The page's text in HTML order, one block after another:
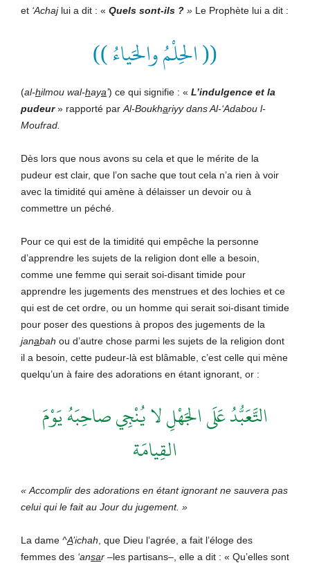
et ‘Achajlui a dit : « Quels sont-ils ? » Le Prophète lui a dit :
(( الحِلْمُ والحَياءُ ))
(al-hilmou wal-haya’) ce qui signifie : « L’indulgence et la
pudeur» rapporté par Al-Boukhariyydans Al-‘Adabou l-
Moufrad.
Dès lors que nous avons su cela et que le mérite de la
pudeur est clair, que l’on sache que tout cela n’a rien à voir
avec la timidité qui amène à délaisser un devoir ou à
commettre un péché.
Pour ce qui est de la timidité qui empêche la personne
d’apprendre les sujets de la religion dont elle a besoin,
comme une femme qui serait soi-disant timide pour
apprendre les jugements des menstrues et des lochies et ce
qui est de cet ordre, ou un homme qui serait soi-disant timide
pour poser des questions à propos des jugements de la
janabah ou d’autre chose parmi les sujets de la religion dont
il a besoin, cette pudeur-là est blâmable, c’est celle qui mène
quelqu’un à faire des adorations en étant ignorant, or :
التَّعَبُّدُ عَلَى الجَهْلِ لا يُنْجِي صاحِبَهُ يَوْمَ
القِيامَة
«Accomplir des adorations en étant ignorant ne sauvera pas
celui qui le fait au Jour du jugement. »
La dame ^A’ichah, que Dieu l’agrée, a fait l’éloge des
femmes des ‘ansar –les partisans–, elle a dit : « Qu’elles sont